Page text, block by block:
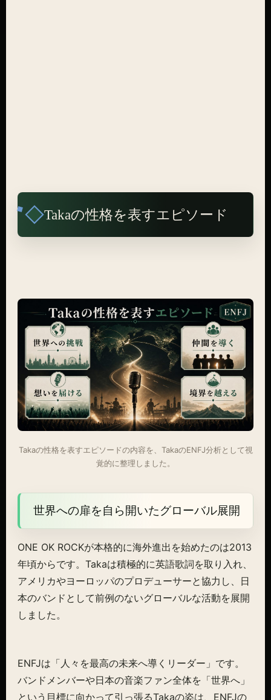
Takaの性格を表すエピソード
Takaの性格を表すエピソードの内容を、TakaのENFJ分析として視
覚的に整理しました。
世界への扉を自ら開いたグローバル展開
ONE OK ROCKが本格的に海外進出を始めたのは2013
年頃からです。Takaは積極的に英語歌詞を取り入れ、
アメリカやヨーロッパのプロデューサーと協力し、日
本のバンドとして前例のないグローバルな活動を展開
しました。
ENFJは「人々を最高の未来へ導くリーダー」です。
バンドメンバーや日本の音楽ファン全体を「世界へ」
という目標に向かって引っ張るTakaの姿は、ENFJの